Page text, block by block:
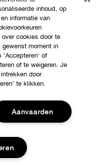
inhoud, op
informatie van
over cookies door te
moment in
'Accepteren' of
of te weigeren. Je
door
te klikken.
Aanvaarden